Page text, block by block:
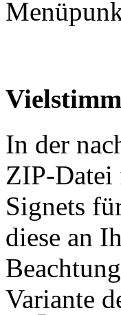
In der
ZIP-Datei
Signets
diese an
Variante